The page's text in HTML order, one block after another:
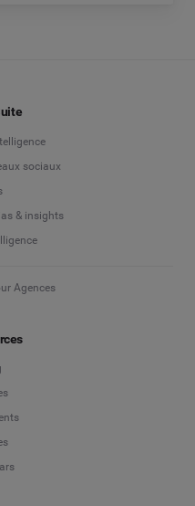
sociaux
& insights
Agences